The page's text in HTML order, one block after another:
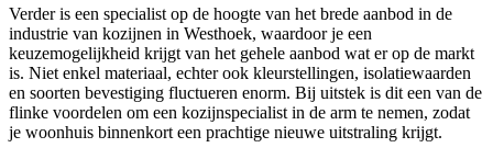
Verder is een specialist op de hoogte van het brede aanbod in de
industrie van kozijnen in Westhoek, waardoor je een
keuzemogelijkheid krijgt van het gehele aanbod wat er op de markt
is. Niet enkel materiaal, echter ook kleurstellingen, isolatiewaarden
en soorten bevestiging fluctueren enorm. Bij uitstek is dit een van de
flinke voordelen om een kozijnspecialist in de arm te nemen, zodat
je woonhuis binnenkort een prachtige nieuwe uitstraling krijgt.